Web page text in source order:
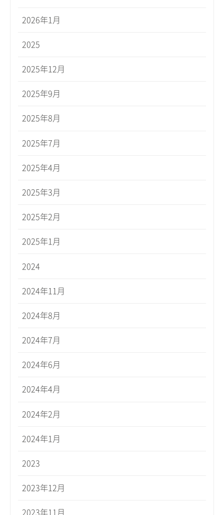
2026年1月
2025
2025年12月
2025年9月
2025年8月
2025年7月
2025年4月
2025年3月
2025年2月
2025年1月
2024
2024年11月
2024年8月
2024年7月
2024年6月
2024年4月
2024年2月
2024年1月
2023
2023年12月
2023年11月